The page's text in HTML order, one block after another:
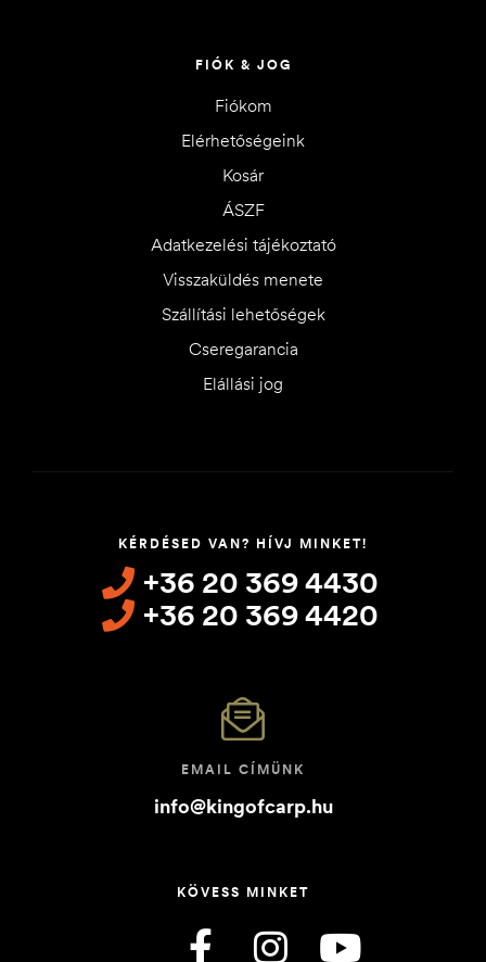
FIÓK & JOG
Fiókom
Elérhetőségeink
Kosár
ÁSZF
Adatkezelési tájékoztató
Visszaküldés menete
Szállítási lehetőségek
Cseregarancia
Elállási jog
KÉRDÉSED VAN? HÍVJ MINKET!
+36 20 369 4430
+36 20 369 4420
EMAIL CÍMÜNK
info@kingofcarp.hu
KÖVESS MINKET